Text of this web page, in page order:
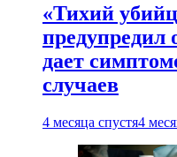
«Тихий
предупредил
дает
случаев
4 месяца спустя4